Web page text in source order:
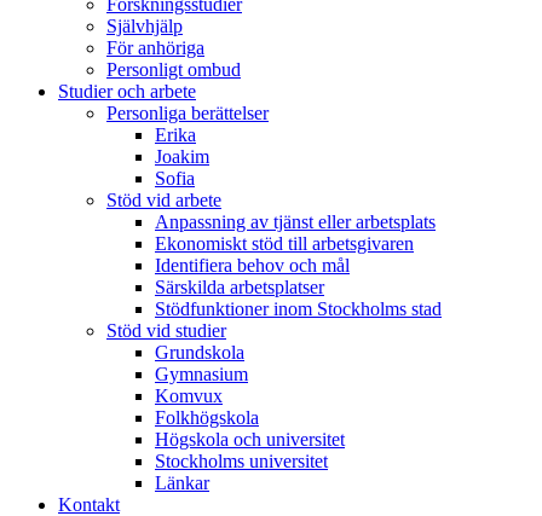
Forskningsstudier
Självhjälp
För anhöriga
Personligt ombud
Studier och arbete
Personliga berättelser
Erika
Joakim
Sofia
Stöd vid arbete
Anpassning av tjänst eller arbetsplats
Ekonomiskt stöd till arbetsgivaren
Identifiera behov och mål
Särskilda arbetsplatser
Stödfunktioner inom Stockholms stad
Stöd vid studier
Grundskola
Gymnasium
Komvux
Folkhögskola
Högskola och universitet
Stockholms universitet
Länkar
Kontakt